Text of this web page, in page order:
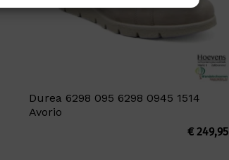
Durea 6298 095 6298 0945 1514
Avorio
€249,95